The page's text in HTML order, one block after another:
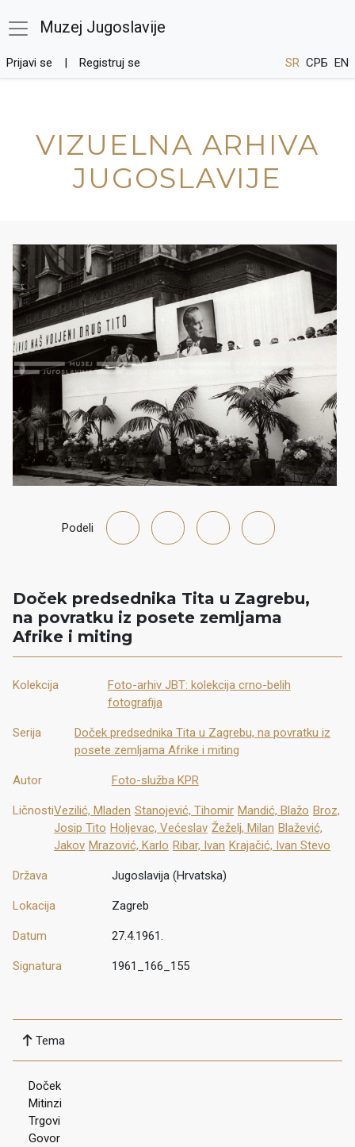
Muzej Jugoslavije
Prijavi se Registruj se SR СРБ EN
VIZUELNA ARHIVA
JUGOSLAVIJE
Podeli
Doček predsednika Tita u Zagrebu,
na povratku iz posete zemljama
Afrike i miting
Kolekcija
Foto-arhiv JBT: kolekcija crno-belih
fotografija
Serija
Doček predsednika Tita u Zagrebu, na povratku iz
posete zemljama Afrike i miting
Autor Foto-služba KPR
LičnostiVezilić, Mladen Stanojević, Tihomir Mandić, Blažo Broz,
Josip Tito Holjevac, Većeslav Žeželj, Milan Blažević,
Jakov Mrazović, Karlo Ribar, Ivan Krajačić, Ivan Stevo
Država Jugoslavija (Hrvatska)
Lokacija Zagreb
Datum 27.4.1961.
Signatura 1961_166_155
Tema
Doček
Mitinzi
Trgovi
Govor